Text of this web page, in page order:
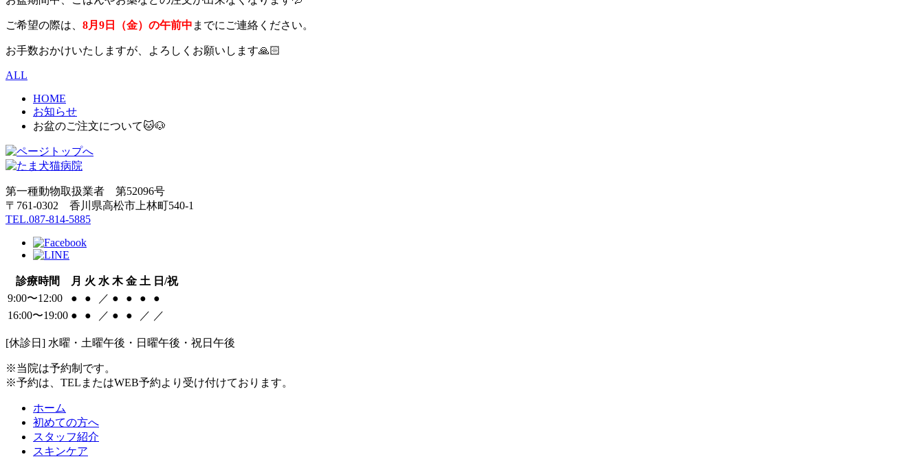
ご希望の際は、 8月9日（金）の午前中 までにご連絡ください。
お手数おかけいたしますが、よろしくお願いします🙏🏻
ALL
HOME
お知らせ
お盆のご注文について🐱🐶
第一種動物取扱業者 第52096号
〒761-0302 香川県高松市上林町540-1
TEL.087-814-5885
診療時間 月 火 水 木 金 土 日/祝
9:00〜12:00
● ● ／ ● ● ●
●
16:00〜19:00 ● ● ／ ● ● ／ ／
[休診日] 水曜・土曜午後・日曜午後・祝日午後
※当院は予約制です。
※予約は、TELまたはWEB予約より受け付けております。
ホーム
初めての方へ
スタッフ紹介
スキンケア